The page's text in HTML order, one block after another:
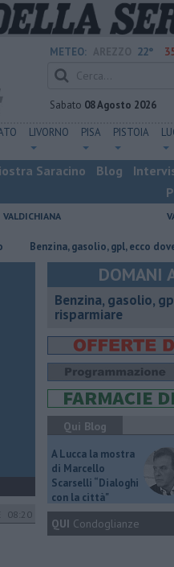
METEO: 22°
Sabato 08 Agosto 2026
LIVORNO PISA PISTOIA
Saracino Blog
VALDICHIANA
gasolio, gpl, ecco dove
08:20
DOMANI
​Benzina, gasolio,
risparmiare
Qui Blog
A Lucca la mostra
di Marcello
Scarselli “Dialoghi
con la città"
QUI Condoglianze